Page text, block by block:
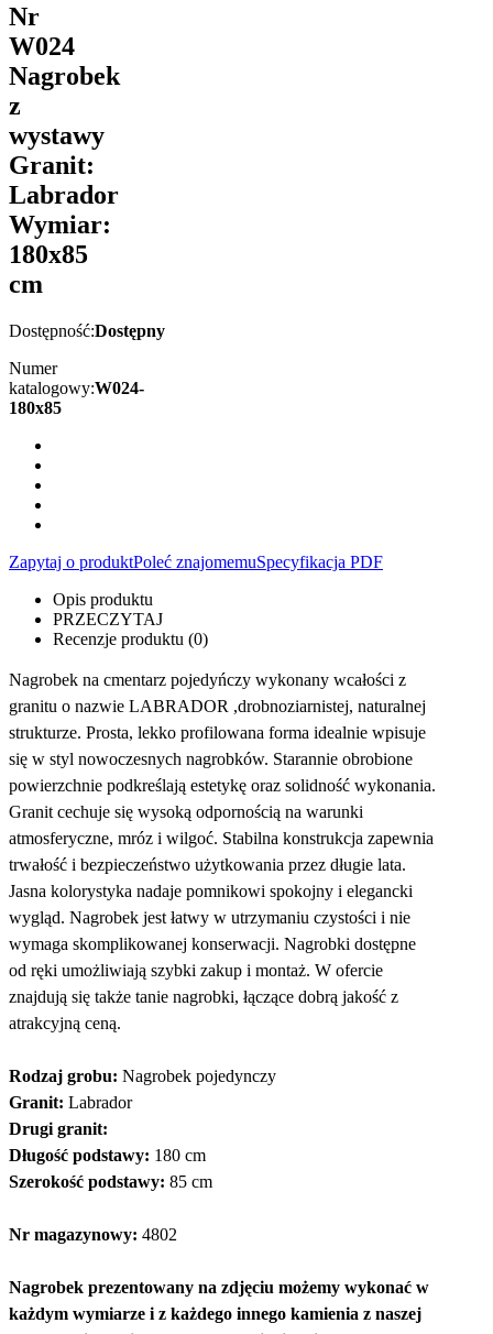
Nr
W024
Nagrobek
z
wystawy
Granit:
Labrador
Wymiar:
180x85
cm
Dostępność:Dostępny
Numer
katalogowy:W024-
180x85
Zapytaj o produktPoleć znajomemuSpecyfikacja PDF
Opis produktu
PRZECZYTAJ
Recenzje produktu (0)
Nagrobek na cmentarz pojedyńczy wykonany wcałości z
granitu o nazwie LABRADOR ,drobnoziarnistej, naturalnej
strukturze. Prosta, lekko profilowana forma idealnie wpisuje
się w styl nowoczesnych nagrobków. Starannie obrobione
powierzchnie podkreślają estetykę oraz solidność wykonania.
Granit cechuje się wysoką odpornością na warunki
atmosferyczne, mróz i wilgoć. Stabilna konstrukcja zapewnia
trwałość i bezpieczeństwo użytkowania przez długie lata.
Jasna kolorystyka nadaje pomnikowi spokojny i elegancki
wygląd. Nagrobek jest łatwy w utrzymaniu czystości i nie
wymaga skomplikowanej konserwacji. Nagrobki dostępne
od ręki umożliwiają szybki zakup i montaż. W ofercie
znajdują się także tanie nagrobki, łączące dobrą jakość z
atrakcyjną ceną.
Rodzaj grobu: Nagrobek pojedynczy
Granit: Labrador
Drugi granit:
Długość podstawy: 180 cm
Szerokość podstawy: 85 cm
Nr magazynowy: 4802
Nagrobek prezentowany na zdjęciu możemy wykonać w
każdym wymiarze i z każdego innego kamienia z naszej